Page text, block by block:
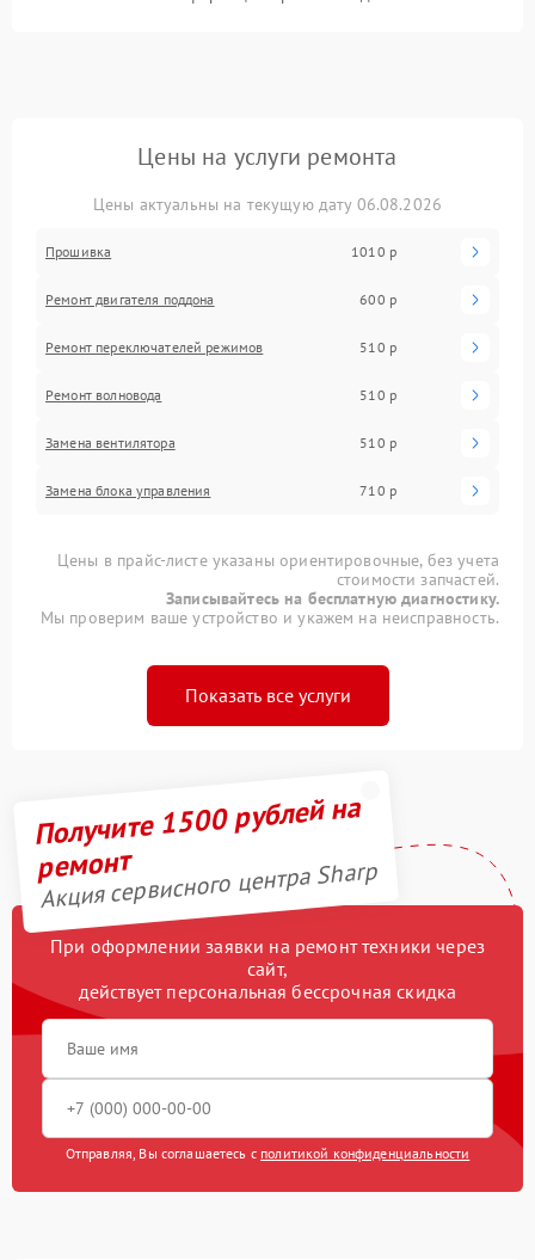
Цены на услуги ремонта
Цены актуальны на текущую дату 06.08.2026
Прошивка 1010 р
Ремонт двигателя поддона 600 р
Ремонт переключателей режимов 510 р
Ремонт волновода 510 р
Замена вентилятора 510 р
Замена блока управления 710 р
Цены в прайс-листе указаны ориентировочные, без учета
стоимости запчастей.
Записывайтесь на бесплатную диагностику.
Мы проверим ваше устройство и укажем на неисправность.
Показать все услуги
Получите 1500 рублей на
ремонт
Акция сервисного центра Sharp
При оформлении заявки на ремонт техники через
сайт,
действует персональная бессрочная скидка
Отправляя, Вы соглашаетесь с политикой конфиденциальности